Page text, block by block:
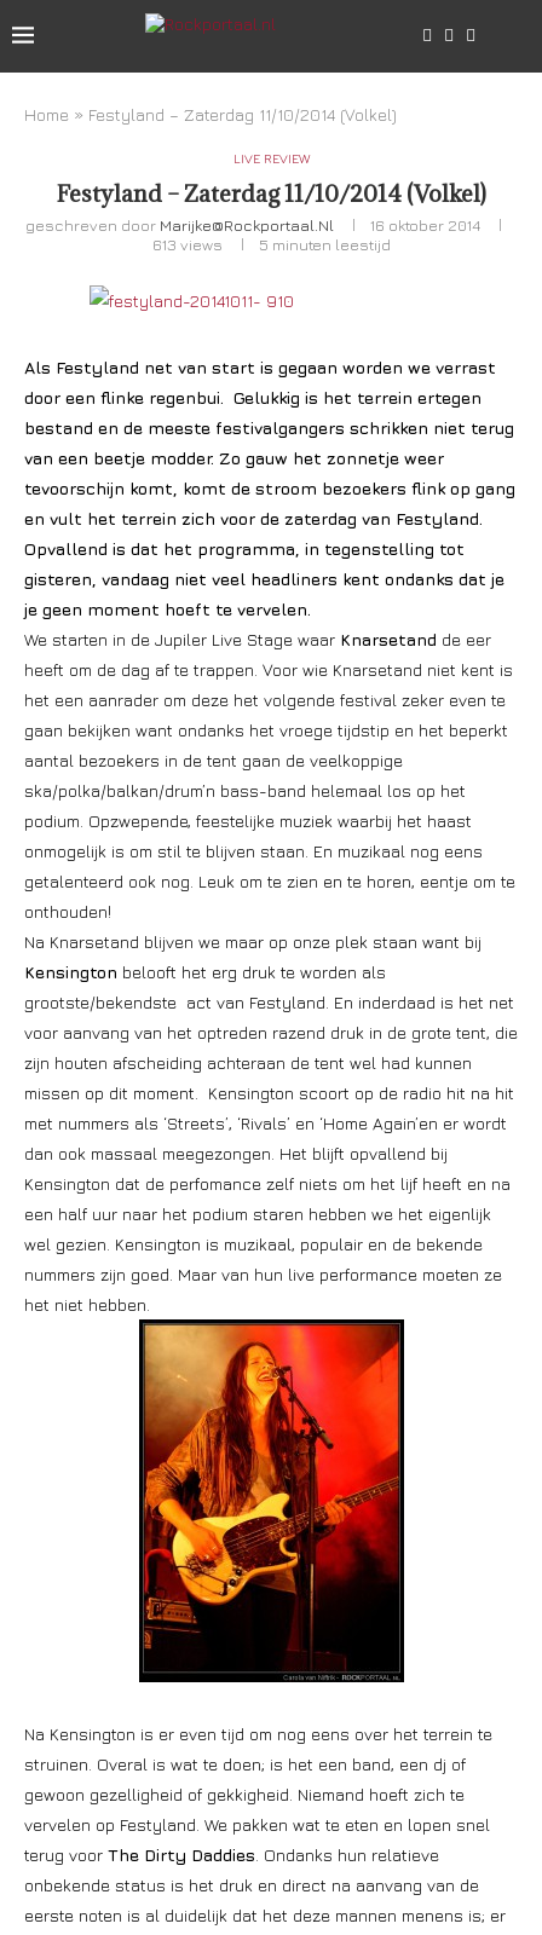
Home » Festyland – Zaterdag 11/10/2014 (Volkel)
LIVE REVIEW
Festyland – Zaterdag 11/10/2014 (Volkel)
geschreven door Marijke@rockportaal.nl
16 oktober 2014
613 views 5 minuten leestijd
Als Festyland net van start is gegaan worden we verrast
door een flinke regenbui. Gelukkig is het terrein ertegen
bestand en de meeste festivalgangers schrikken niet terug
van een beetje modder. Zo gauw het zonnetje weer
tevoorschijn komt, komt de stroom bezoekers flink op gang
en vult het terrein zich voor de zaterdag van Festyland.
Opvallend is dat het programma, in tegenstelling tot
gisteren, vandaag niet veel headliners kent ondanks dat je
je geen moment hoeft te vervelen.
We starten in de Jupiler Live Stage waar Knarsetand de eer
heeft om de dag af te trappen. Voor wie Knarsetand niet kent is
het een aanrader om deze het volgende festival zeker even te
gaan bekijken want ondanks het vroege tijdstip en het beperkt
aantal bezoekers in de tent gaan de veelkoppige
ska/polka/balkan/drum’n bass-band helemaal los op het
podium. Opzwepende, feestelijke muziek waarbij het haast
onmogelijk is om stil te blijven staan. En muzikaal nog eens
getalenteerd ook nog. Leuk om te zien en te horen, eentje om te
onthouden!
Na Knarsetand blijven we maar op onze plek staan want bij
Kensington belooft het erg druk te worden als
grootste/bekendste act van Festyland. En inderdaad is het net
voor aanvang van het optreden razend druk in de grote tent, die
zijn houten afscheiding achteraan de tent wel had kunnen
missen op dit moment. Kensington scoort op de radio hit na hit
met nummers als ‘Streets’, ‘Rivals’ en ‘Home Again’en er wordt
dan ook massaal meegezongen. Het blijft opvallend bij
Kensington dat de perfomance zelf niets om het lijf heeft en na
een half uur naar het podium staren hebben we het eigenlijk
wel gezien. Kensington is muzikaal, populair en de bekende
nummers zijn goed. Maar van hun live performance moeten ze
het niet hebben.
Na Kensington is er even tijd om nog eens over het terrein te
struinen. Overal is wat te doen; is het een band, een dj of
gewoon gezelligheid of gekkigheid. Niemand hoeft zich te
vervelen op Festyland. We pakken wat te eten en lopen snel
terug voor The Dirty Daddies . Ondanks hun relatieve
onbekende status is het druk en direct na aanvang van de
eerste noten is al duidelijk dat het deze mannen menens is; er